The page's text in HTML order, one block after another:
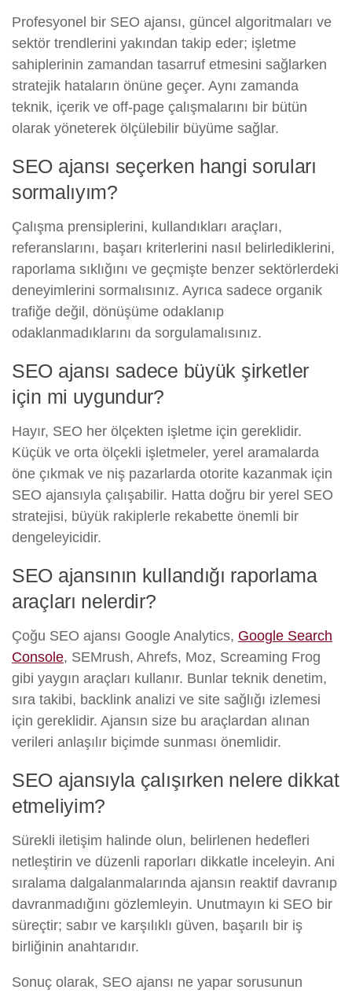
Profesyonel bir SEO ajansı, güncel algoritmaları ve
sektör trendlerini yakından takip eder; işletme
sahiplerinin zamandan tasarruf etmesini sağlarken
stratejik hataların önüne geçer. Aynı zamanda
teknik, içerik ve off-page çalışmalarını bir bütün
olarak yöneterek ölçülebilir büyüme sağlar.
SEO ajansı seçerken hangi soruları
sormalıyım?
Çalışma prensiplerini, kullandıkları araçları,
referanslarını, başarı kriterlerini nasıl belirlediklerini,
raporlama sıklığını ve geçmişte benzer sektörlerdeki
deneyimlerini sormalısınız. Ayrıca sadece organik
trafiğe değil, dönüşüme odaklanıp
odaklanmadıklarını da sorgulamalısınız.
SEO ajansı sadece büyük şirketler
için mi uygundur?
Hayır, SEO her ölçekten işletme için gereklidir.
Küçük ve orta ölçekli işletmeler, yerel aramalarda
öne çıkmak ve niş pazarlarda otorite kazanmak için
SEO ajansıyla çalışabilir. Hatta doğru bir yerel SEO
stratejisi, büyük rakiplerle rekabette önemli bir
dengeleyicidir.
SEO ajansının kullandığı raporlama
araçları nelerdir?
Çoğu SEO ajansı Google Analytics, Google Search
Console, SEMrush, Ahrefs, Moz, Screaming Frog
gibi yaygın araçları kullanır. Bunlar teknik denetim,
sıra takibi, backlink analizi ve site sağlığı izlemesi
için gereklidir. Ajansın size bu araçlardan alınan
verileri anlaşılır biçimde sunması önemlidir.
SEO ajansıyla çalışırken nelere dikkat
etmeliyim?
Sürekli iletişim halinde olun, belirlenen hedefleri
netleştirin ve düzenli raporları dikkatle inceleyin. Ani
sıralama dalgalanmalarında ajansın reaktif davranıp
davranmadığını gözlemleyin. Unutmayın ki SEO bir
süreçtir; sabır ve karşılıklı güven, başarılı bir iş
birliğinin anahtarıdır.
Sonuç olarak, SEO ajansı ne yapar sorusunun